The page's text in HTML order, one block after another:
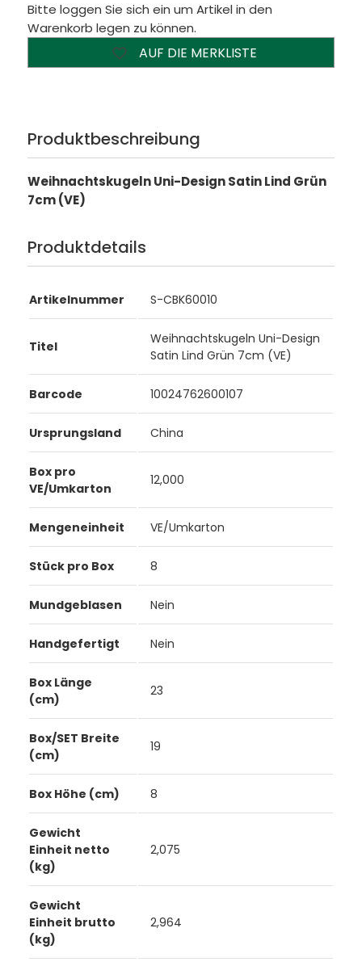
Bitte loggen Sie sich ein um Artikel in den
Warenkorb legen zu können.
AUF DIE MERKLISTE
Produktbeschreibung
Weihnachtskugeln Uni-Design Satin Lind Grün
7cm (VE)
Produktdetails
Artikelnummer S-CBK60010
Titel
Weihnachtskugeln Uni-Design
Satin Lind Grün 7cm (VE)
Barcode 10024762600107
Ursprungsland China
Box pro
VE/Umkarton
12,000
Mengeneinheit VE/Umkarton
Stück pro Box 8
Mundgeblasen Nein
Handgefertigt Nein
Box Länge
(cm)
23
Box/SET Breite
(cm)
19
Box Höhe (cm) 8
Gewicht
Einheit netto
(kg)
2,075
Gewicht
Einheit brutto
(kg)
2,964